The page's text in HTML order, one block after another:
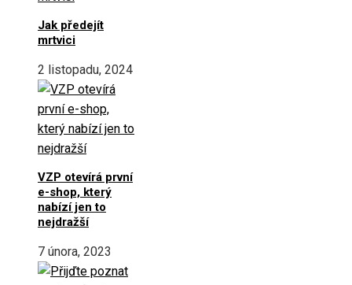
Jak předejít
mrtvici
2 listopadu, 2024
VZP otevírá první
e-shop, který
nabízí jen to
nejdražší
7 února, 2023